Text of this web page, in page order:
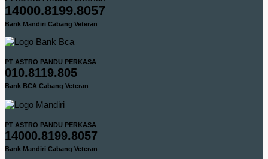
14000.8199.8057
Bank Mandiri Cabang Veteran
PT ASTRO PANDU PERKASA
010.8119.805
Bank BCA Cabang Veteran
PT ASTRO PANDU PERKASA
14000.8199.8057
Bank Mandiri Cabang Veteran